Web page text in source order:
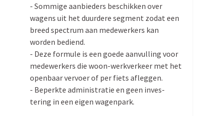
- Sommige aanbieders beschikken over
wagens uit het duurdere segment zodat een
breed spectrum aan medewerkers kan
worden bediend.
- Deze formule is een goede aanvulling voor
medewerkers die woon-werkverkeer met het
openbaar vervoer of per fiets afleggen.
- Beperkte admini­stratie en geen inves­
tering in een eigen wagenpark.